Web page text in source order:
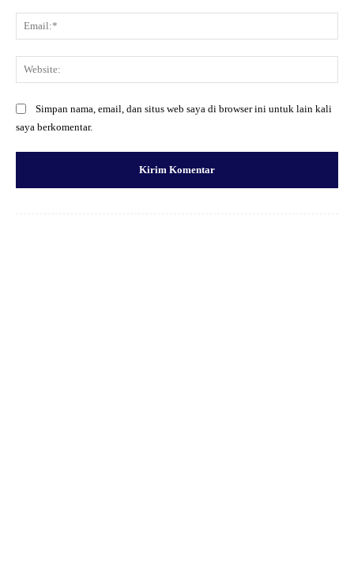
Simpan nama, email, dan situs web saya di browser ini untuk lain kali
saya berkomentar.